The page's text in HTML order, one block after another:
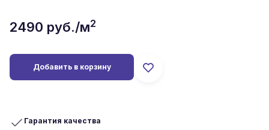
2490 руб./м2
Добавить в корзину
Гарантия качества